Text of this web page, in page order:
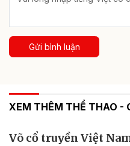
Gửi bình luận
XEM THÊM THỂ THAO -
Võ cổ truyền Việt